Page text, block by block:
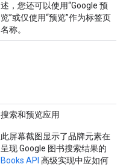
述，您还可以使用“Google 预
览”或仅使用“预览”作为标签页
名称。
搜索和预览应用
此屏幕截图显示了品牌元素在
呈现 Google 图书搜索结果的
Books API 高级实现中应如何